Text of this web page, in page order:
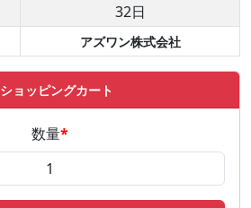
32日
アズワン株式会社
ショッピングカート
数量*